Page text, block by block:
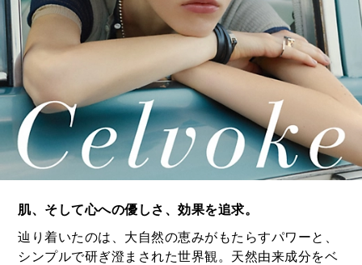
肌、そして心への優しさ、効果を追求。
辿り着いたのは、大自然の恵みがもたらすパワーと、
シンプルで研ぎ澄まされた世界観。天然由来成分をベ